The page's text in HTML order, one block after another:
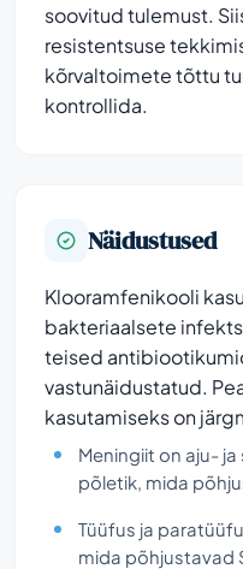
soovitud tulemust.
resistentsuse
kõrvaltoimete tõttu
kontrollida.
Näidustused
Klooramfenikooli
bakteriaalsete
teised
vastunäidustatud.
kasutamiseks on
Meningiit on aju-
põletik, mida
Tüüfus ja
mida põhjustavad